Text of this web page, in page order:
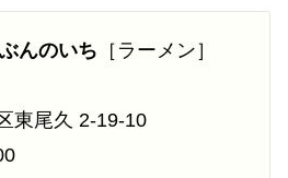
んのいち ［ラーメン］
東尾久 2-19-10